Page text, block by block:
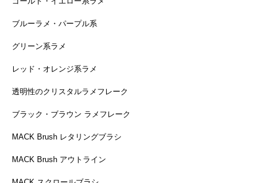
ブルーラメ・パープル系
グリーン系ラメ
レッド・オレンジ系ラメ
透明性のクリスタルラメフレーク
ブラック・ブラウン ラメフレーク
MACK Brush レタリングブラシ
MACK Brush アウトライン